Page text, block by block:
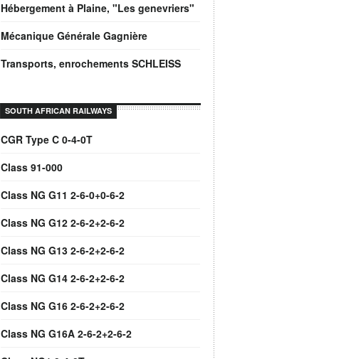
Hébergement à Plaine, "Les genevriers"
Mécanique Générale Gagnière
Transports, enrochements SCHLEISS
SOUTH AFRICAN RAILWAYS
CGR Type C 0-4-0T
Class 91-000
Class NG G11 2-6-0+0-6-2
Class NG G12 2-6-2+2-6-2
Class NG G13 2-6-2+2-6-2
Class NG G14 2-6-2+2-6-2
Class NG G16 2-6-2+2-6-2
Class NG G16A 2-6-2+2-6-2